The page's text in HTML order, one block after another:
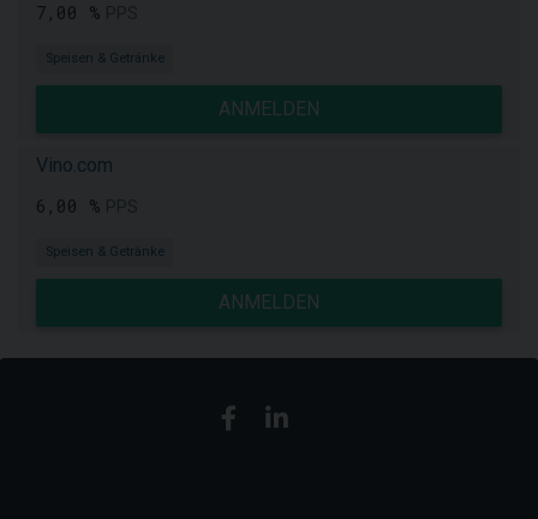
7,00 %
Speisen & Getränke
ANMELDEN
Vino.com
6,00 %
Speisen & Getränke
ANMELDEN